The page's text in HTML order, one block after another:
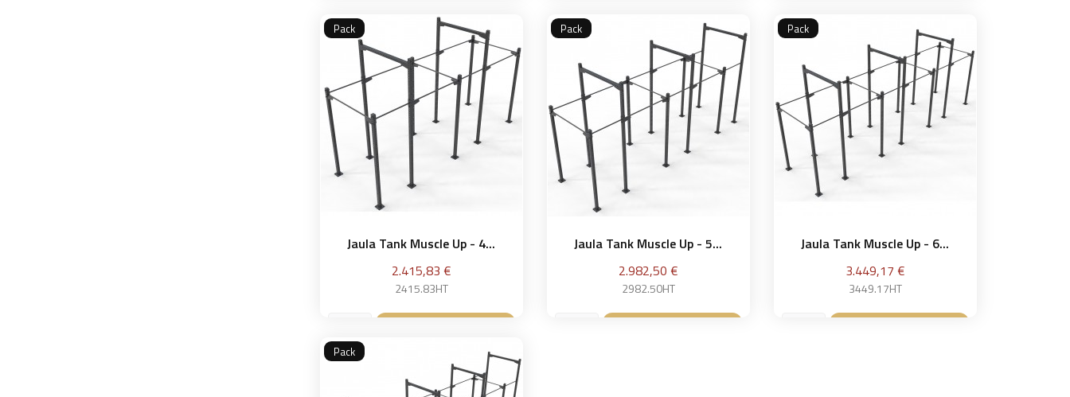
Jaula Tank Muscle Up - 4...
Precio
2.415,83 €
2415.83HT
Pack
Jaula Tank Muscle Up - 5...
Precio
2.982,50 €
2982.50HT
Pack
Jaula Tank Muscle Up - 6...
Precio
3.449,17 €
3449.17HT
Pack
Pack